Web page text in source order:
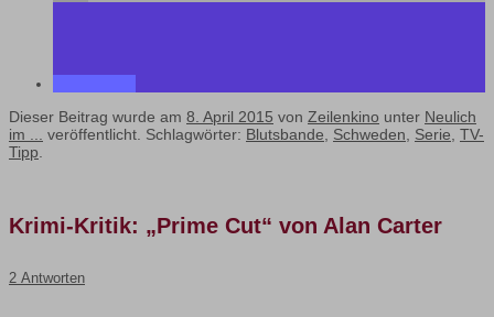
Dieser Beitrag wurde am 8. April 2015 von Zeilenkino unter Neulich
im ... veröffentlicht. Schlagwörter: Blutsbande, Schweden, Serie, TV-
Tipp.
Krimi-Kritik: „Prime Cut“ von Alan Carter
2 Antworten